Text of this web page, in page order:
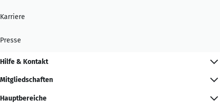
Karriere
Presse
Hilfe & Kontakt
Mitgliedschaften
Hauptbereiche